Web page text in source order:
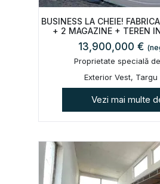
BUSINESS LA CHEIE!
+ 2 MAGAZINE + TEREN
13,900,000 €
Proprietate specială
Exterior Vest, Targu
Vezi mai multe